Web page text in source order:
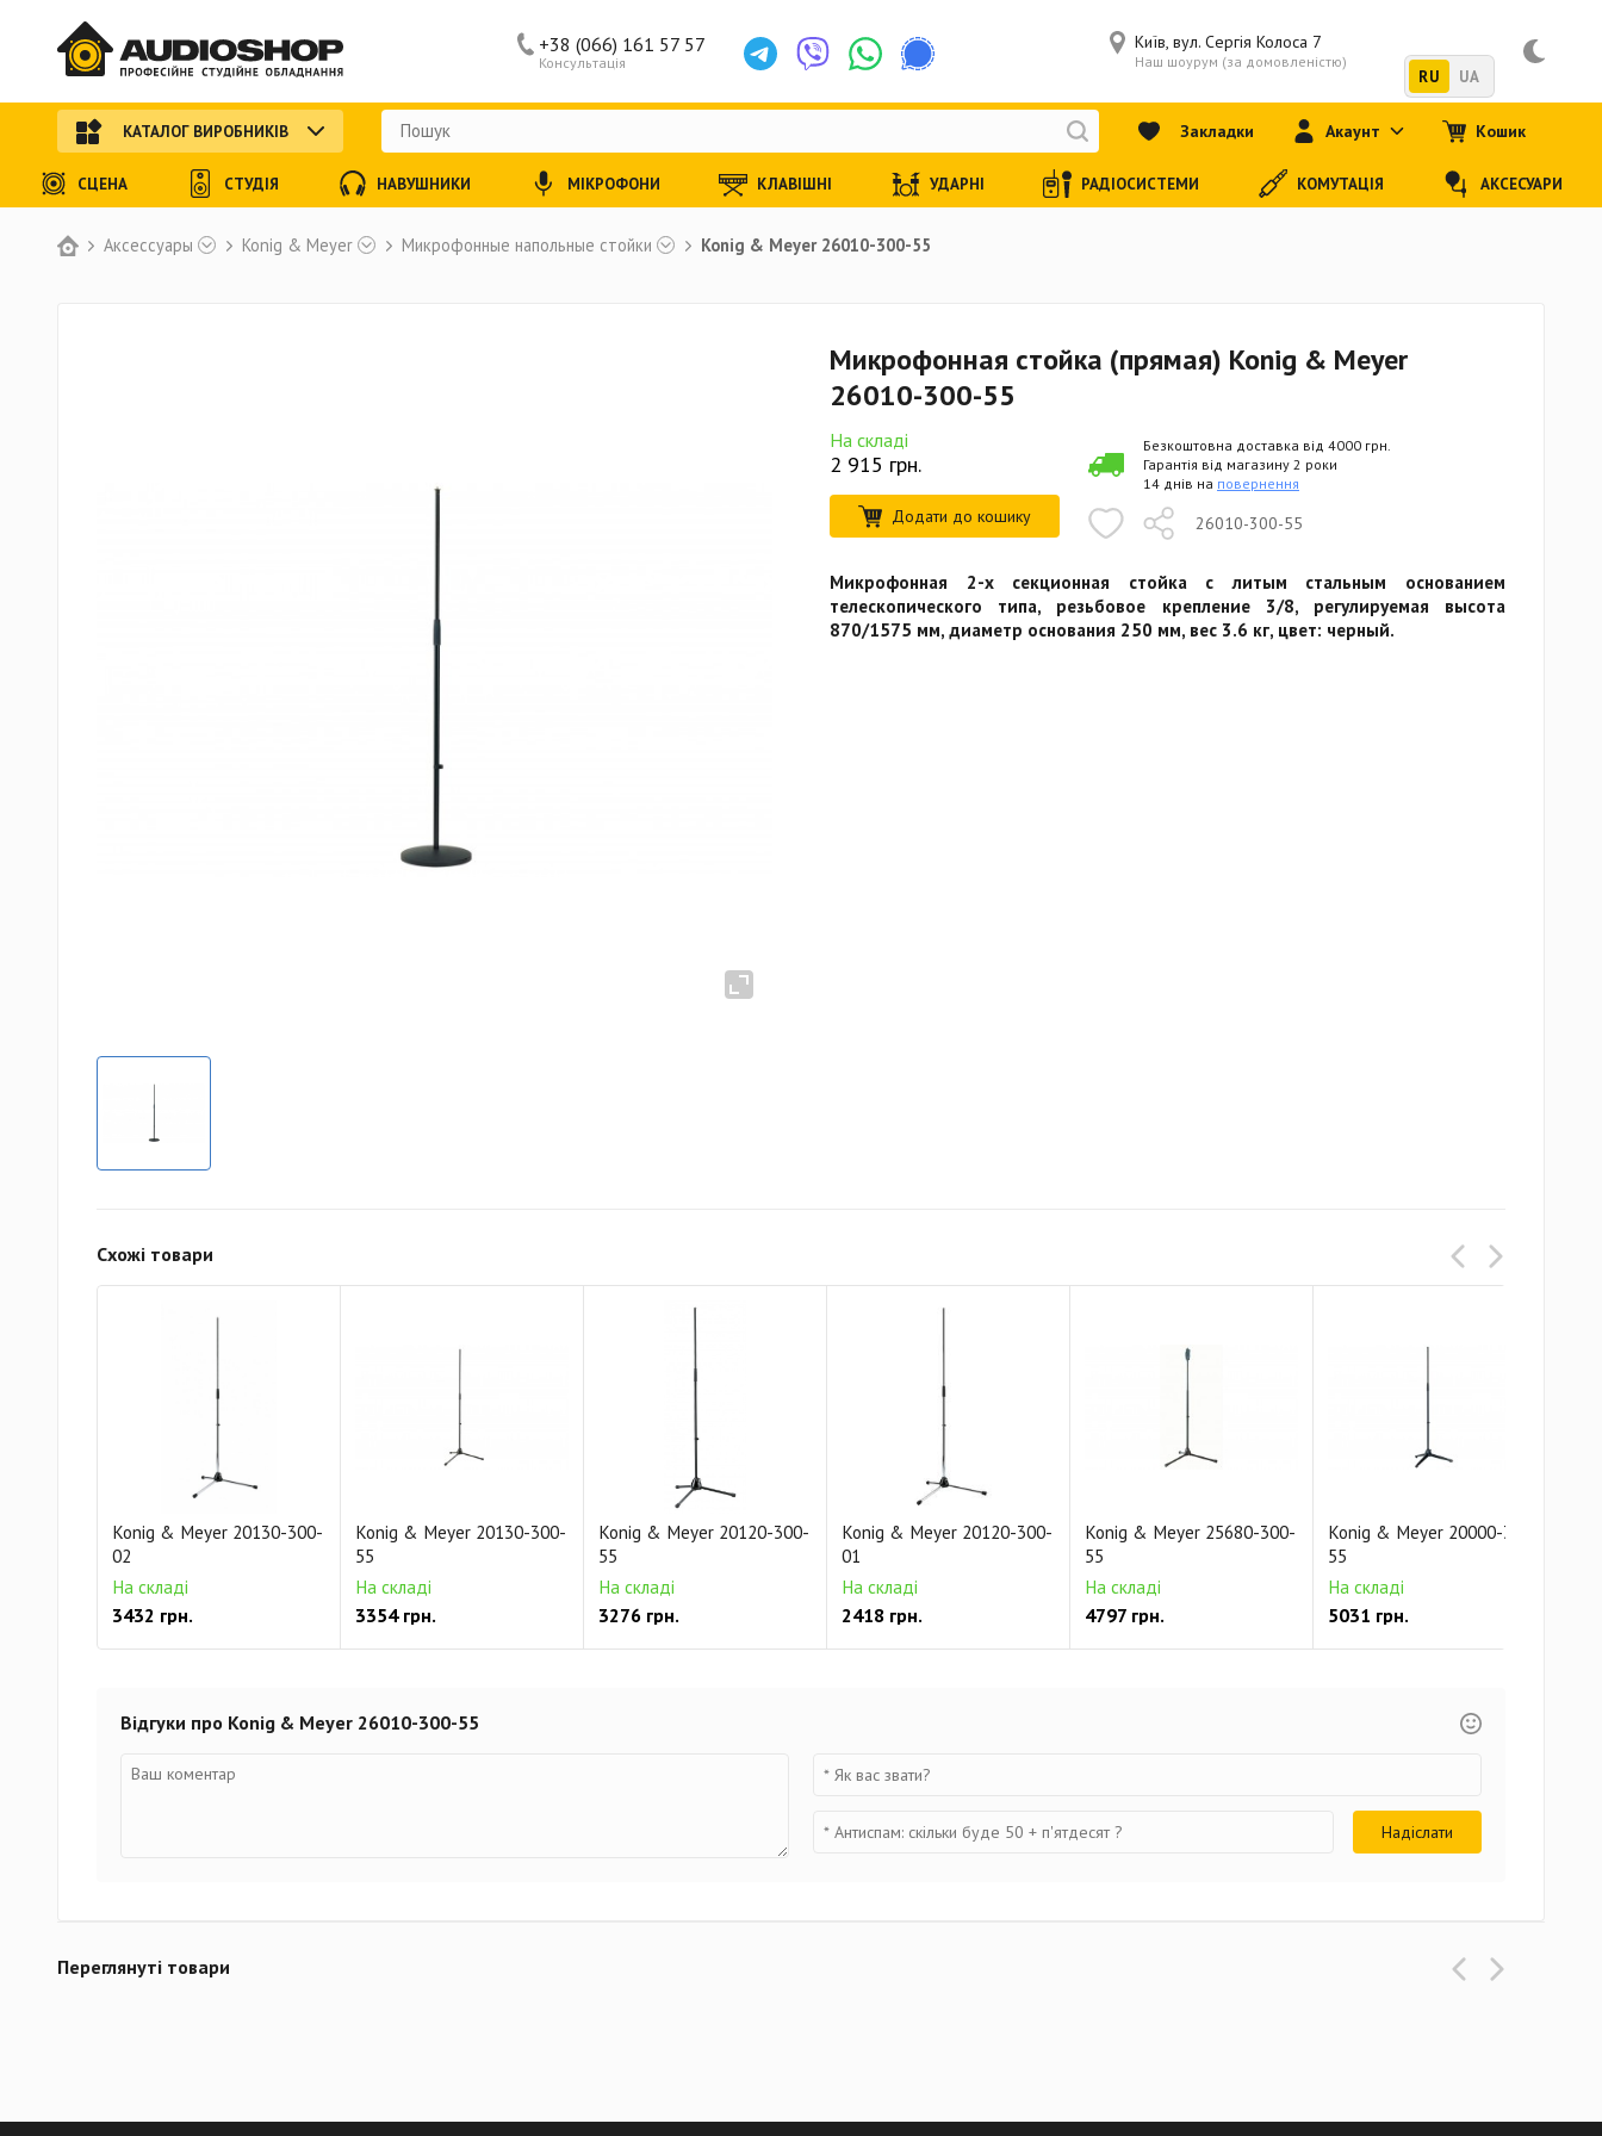
Аксессуары Konig & Meyer Микрофонные напольные стойки Konig & Meyer 26010-300-55
Микрофонная стойка (прямая) Konig & Meyer
26010-300-55
На складі
2 915 грн.
Додати до кошику 26010-300-55
Безкоштовна доставка від 4000 грн.
Гарантія від магазину 2 роки
14 днів на повернення
Микрофонная 2-х секционная стойка с литым стальным основанием
телескопического типа, резьбовое крепление 3/8, регулируемая высота
870/1575 мм, диаметр основания 250 мм, вес 3.6 кг, цвет: черный.
Схожі товари
Konig & Meyer 20130-300-
02
На складі
3432 грн.
Konig & Meyer 20130-300-
55
На складі
3354 грн.
Konig & Meyer 20120-300-
55
На складі
3276 грн.
Konig & Meyer 20120-300-
01
На складі
2418 грн.
Konig & Meyer 25680-300-
55
На складі
4797 грн.
Konig & Meyer 20000-300-
55
На складі
5031 грн.
Відгуки про Konig & Meyer 26010-300-55
Переглянуті товари
Консультація
+38 (066) 161 57 57 Київ, вул. Сергія Колоса 7
Наш шоурум (за домовленістю)
RU UA
КАТАЛОГ ВИРОБНИКІВ Закладки Акаунт Кошик
СЦЕНА СТУДІЯ НАВУШНИКИ МІКРОФОНИ КЛАВІШНІ УДАРНІ РАДІОСИСТЕМИ КОМУТАЦІЯ АКСЕСУАРИ